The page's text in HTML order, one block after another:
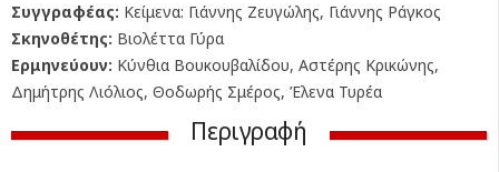
Συγγραφέας: Κείμενα: Γιάννης Ζευγώλης, Γιάννης Ράγκος
Σκηνοθέτης: Βιολέττα Γύρα
Ερμηνεύουν: Κύνθια Βουκουβαλίδου, Αστέρης Κρικώνης,
Δημήτρης Λιόλιος, Θοδωρής Σμέρος, Έλενα Τυρέα
Περιγραφή